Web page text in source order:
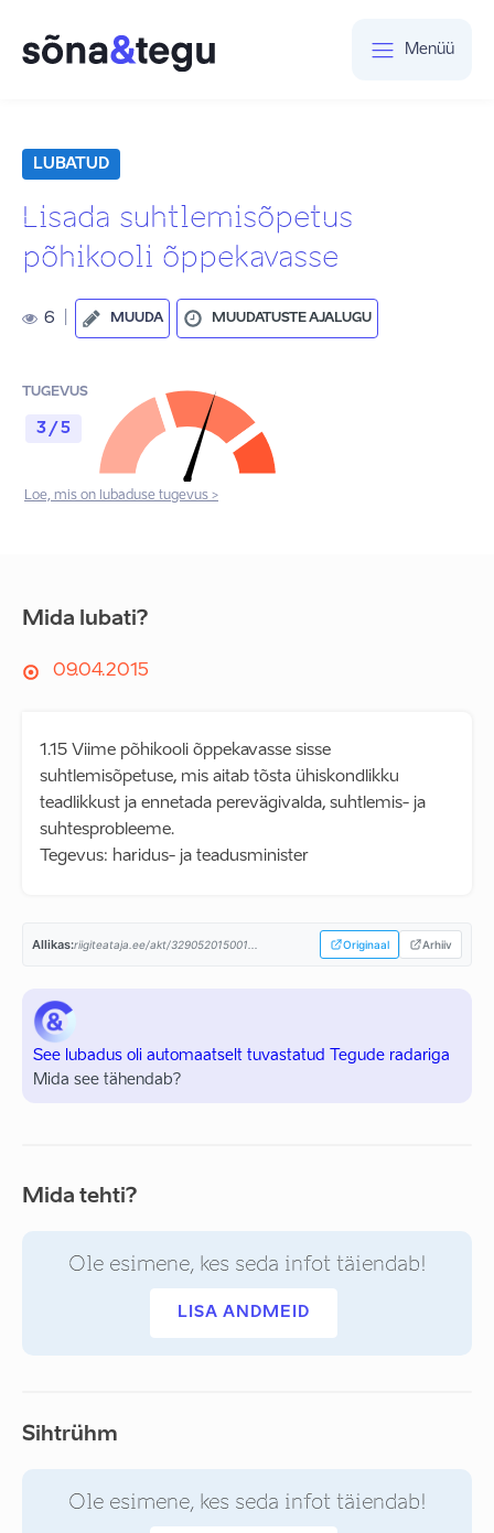
Menüü
LUBATUD
Lisada suhtlemisõpetus
põhikooli õppekavasse
6 MUUDA MUUDATUSTE AJALUGU
TUGEVUS
3 / 5
Loe, mis on lubaduse tugevus >
Mida lubati?
09.04.2015
1.15 Viime põhikooli õppekavasse sisse
suhtlemisõpetuse, mis aitab tõsta ühiskondlikku
teadlikkust ja ennetada perevägivalda, suhtlemis- ja
suhtesprobleeme.
Tegevus: haridus- ja teadusminister
Allikas:riigiteataja.ee/akt/329052015001... Originaal Arhiiv
See lubadus oli automaatselt tuvastatud Tegude radariga
Mida see tähendab?
Mida tehti?
Ole esimene, kes seda infot täiendab!
LISA ANDMEID
Sihtrühm
Ole esimene, kes seda infot täiendab!